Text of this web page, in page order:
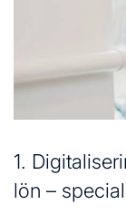
1.
lön –